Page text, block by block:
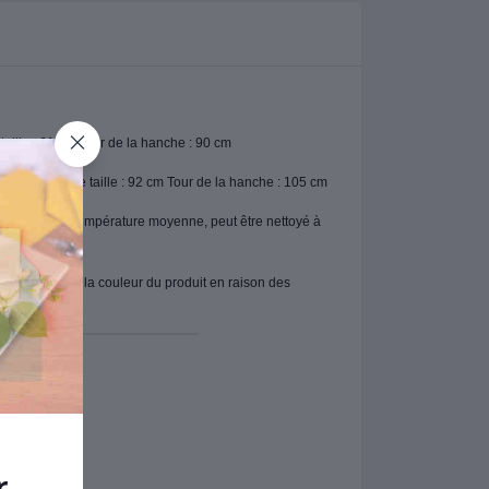
: 61 cm Tour de la hanche : 90 cm
cm Tour de taille : 92 cm Tour de la hanche : 105 cm
repassé à température moyenne, peut être nettoyé à
dans la couleur du produit en raison des